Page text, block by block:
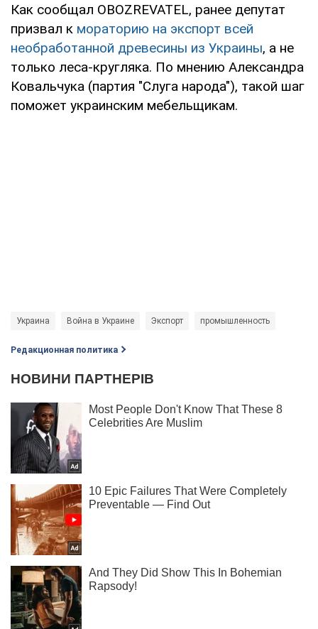
Как сообщал OBOZREVATEL, ранее депутат
призвал к мораторию на экспорт всей
необработанной древесины из Украины, а не
только леса-кругляка. По мнению Александра
Ковальчука (партия "Слуга народа"), такой шаг
поможет украинским мебельщикам.
Украина Война в Украине Экспорт промышленность
Редакционная политика